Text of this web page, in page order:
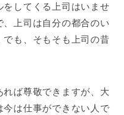
してくる上司はいませ
上司は自分の都合のい
も、そもそも上司の昔
ば尊敬できますが、大
は仕事ができない人で